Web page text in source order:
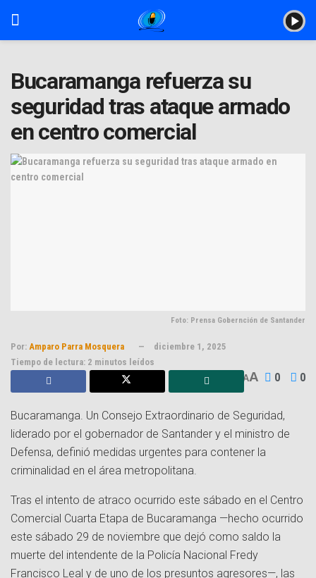
Bucaramanga refuerza su
seguridad tras ataque armado
en centro comercial
Foto: Prensa Gobernción de Santander
Por: Amparo Parra Mosquera
diciembre 1, 2025
Tiempo de lectura: 2 minutos leídos
AA 0 0
Bucaramanga. Un Consejo Extraordinario de Seguridad,
liderado por el gobernador de Santander y el ministro de
Defensa, definió medidas urgentes para contener la
criminalidad en el área metropolitana.
Tras el intento de atraco ocurrido este sábado en el Centro
Comercial Cuarta Etapa de Bucaramanga —hecho ocurrido
este sábado 29 de noviembre que dejó como saldo la
muerte del intendente de la Policía Nacional Fredy
Francisco Leal y de uno de los presuntos agresores—, las